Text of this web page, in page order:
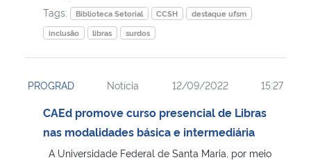
Tags:
Biblioteca Setorial CCSH
destaque ufsm
inclusão
libras surdos
PROGRAD Notícia 12/09/2022 15:27
CAEd promove curso presencial de Libras
nas modalidades básica e intermediária
A Universidade Federal de Santa Maria, por meio